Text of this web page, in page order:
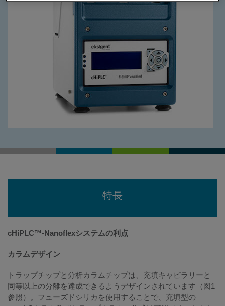
特長
cHiPLC™-Nanoflexシステムの利点
カラムデザイン
トラップチップと分析カラムチップは、充填キャピラリーと
同等以上の分離を達成できるようデザインされています（図1
参照）。フューズドシリカを使用することで、充填型の